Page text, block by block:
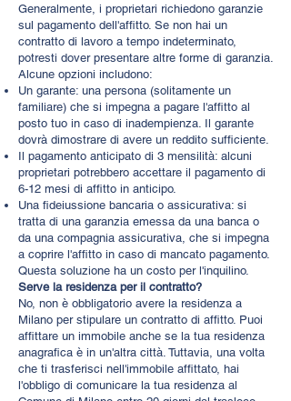
Generalmente, i proprietari richiedono garanzie
sul pagamento dell'affitto. Se non hai un
contratto di lavoro a tempo indeterminato,
potresti dover presentare altre forme di garanzia.
Alcune opzioni includono:
Un garante: una persona (solitamente un
familiare) che si impegna a pagare l'affitto al
posto tuo in caso di inadempienza. Il garante
dovrà dimostrare di avere un reddito sufficiente.
Il pagamento anticipato di 3 mensilità: alcuni
proprietari potrebbero accettare il pagamento di
6-12 mesi di affitto in anticipo.
Una fideiussione bancaria o assicurativa: si
tratta di una garanzia emessa da una banca o
da una compagnia assicurativa, che si impegna
a coprire l'affitto in caso di mancato pagamento.
Questa soluzione ha un costo per l'inquilino.
Serve la residenza per il contratto?
No, non è obbligatorio avere la residenza a
Milano per stipulare un contratto di affitto. Puoi
affittare un immobile anche se la tua residenza
anagrafica è in un'altra città. Tuttavia, una volta
che ti trasferisci nell'immobile affittato, hai
l'obbligo di comunicare la tua residenza al